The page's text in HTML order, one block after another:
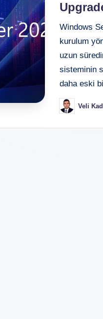
Windows
kurulum
uzun
sisteminin
daha eski
Posted
by
Veli